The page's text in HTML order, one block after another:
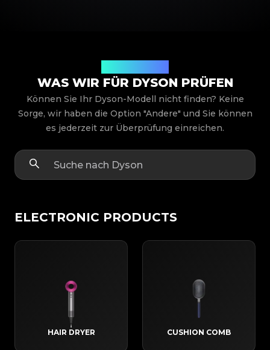
WAS WIR FÜR DYSON PRÜFEN
Können Sie Ihr Dyson-Modell nicht finden? Keine
Sorge, wir haben die Option "Andere" und Sie können
es jederzeit zur Überprüfung einreichen.
ELECTRONIC PRODUCTS
HAIR DRYER CUSHION COMB